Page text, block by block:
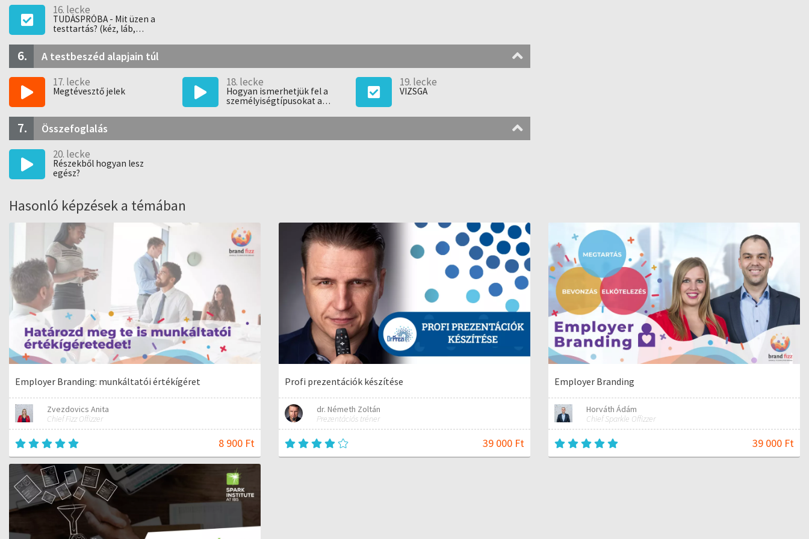
16. lecke
TUDÁSPRÓBA - Mit üzen a
testtartás? (kéz, láb,
6. A testbeszéd alapjain túl
17. lecke
Megtévesztő jelek
18. lecke
Hogyan ismerhetjük fel a
személyiségtípusokat a
19. lecke
VIZSGA
7. Összefoglalás
20. lecke
Részekből hogyan lesz
egész?
Hasonló képzések a témában
Employer Branding: munkáltatói értékígéret
Zvezdovics Anita
Chief Fizz Offizzer
8 900 Ft
Profi prezentációk készítése
dr. Németh Zoltán
Prezentációs tréner
39 000 Ft
Employer Branding
Horváth Ádám
Chief Sparkle Offizzer
39 000 Ft